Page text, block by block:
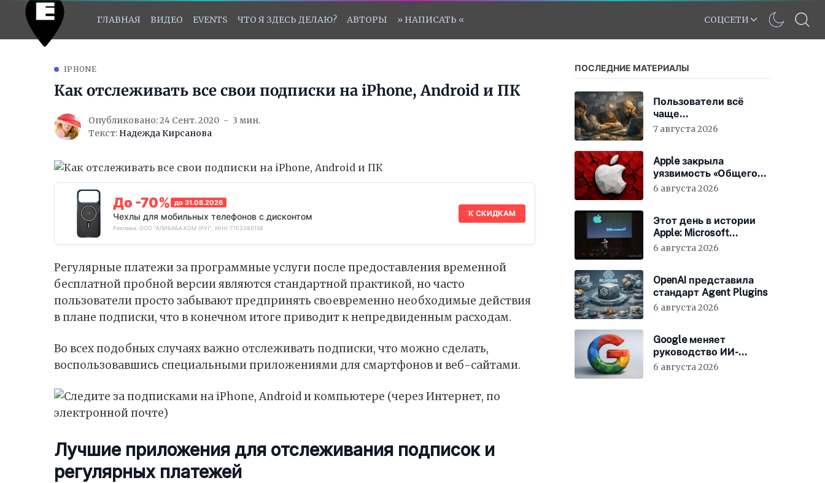
ГЛАВНАЯ ВИДЕО EVENTS ЧТО Я ЗДЕСЬ ДЕЛАЮ? АВТОРЫ » НАПИСАТЬ « СОЦСЕТИ
IPHONE
Как отслеживать все свои подписки на iPhone, Android и ПК
Опубликовано: 24 Сент. 2020
3 мин.
Текст: Надежда Кирсанова
До -70% до 31.08.2026
Чехлы для мобильных телефонов с дисконтом
Реклама. ООО "АЛИБАБА.КОМ (РУ)", ИНН 7703380158
К СКИДКАМ
Регулярные платежи за программные услуги после предоставления временной
бесплатной пробной версии являются стандартной практикой, но часто
пользователи просто забывают предпринять своевременно необходимые действия
в плане подписки, что в конечном итоге приводит к непредвиденным расходам.
Во всех подобных случаях важно отслеживать подписки, что можно сделать,
воспользовавшись специальными приложениями для смартфонов и веб-сайтами.
Лучшие приложения для отслеживания подписок и
регулярных платежей
ПОСЛЕДНИЕ МАТЕРИАЛЫ
Пользователи всё
чаще
разочаровываются в
7 августа 2026
Apple закрыла
уязвимость «Общего
экрана» в macOS
6 августа 2026
Этот день в истории
Apple: Microsoft
инвестирует в Apple
6 августа 2026
OpenAI представила
стандарт Agent Plugins
6 августа 2026
Google меняет
руководство ИИ-
направления
6 августа 2026